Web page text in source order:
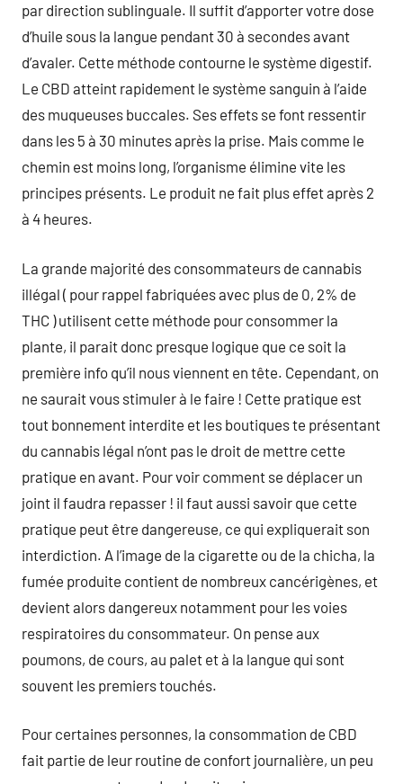
par direction sublinguale. Il suffit d’apporter votre dose
d’huile sous la langue pendant 30 à secondes avant
d’avaler. Cette méthode contourne le système digestif.
Le CBD atteint rapidement le système sanguin à l’aide
des muqueuses buccales. Ses effets se font ressentir
dans les 5 à 30 minutes après la prise. Mais comme le
chemin est moins long, l’organisme élimine vite les
principes présents. Le produit ne fait plus effet après 2
à 4 heures.
La grande majorité des consommateurs de cannabis
illégal ( pour rappel fabriquées avec plus de 0, 2% de
THC ) utilisent cette méthode pour consommer la
plante, il parait donc presque logique que ce soit la
première info qu’il nous viennent en tête. Cependant, on
ne saurait vous stimuler à le faire ! Cette pratique est
tout bonnement interdite et les boutiques te présentant
du cannabis légal n’ont pas le droit de mettre cette
pratique en avant. Pour voir comment se déplacer un
joint il faudra repasser ! il faut aussi savoir que cette
pratique peut être dangereuse, ce qui expliquerait son
interdiction. A l’image de la cigarette ou de la chicha, la
fumée produite contient de nombreux cancérigènes, et
devient alors dangereux notamment pour les voies
respiratoires du consommateur. On pense aux
poumons, de cours, au palet et à la langue qui sont
souvent les premiers touchés.
Pour certaines personnes, la consommation de CBD
fait partie de leur routine de confort journalière, un peu